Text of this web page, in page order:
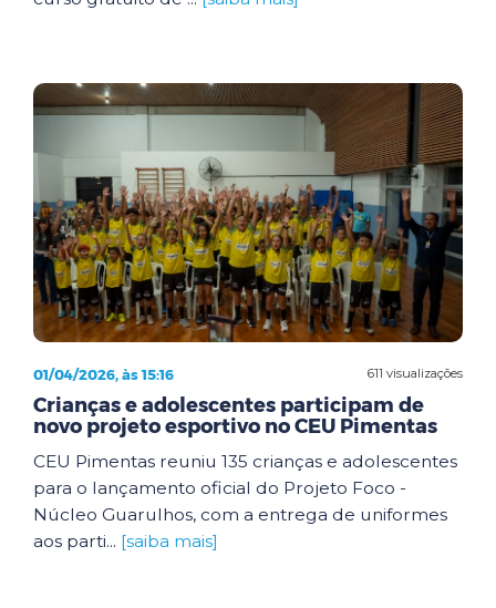
611 visualizações
01/04/2026, às 15:16
Crianças e adolescentes participam de
novo projeto esportivo no CEU Pimentas
CEU Pimentas reuniu 135 crianças e adolescentes
para o lançamento oficial do Projeto Foco -
Núcleo Guarulhos, com a entrega de uniformes
aos parti... [saiba mais]